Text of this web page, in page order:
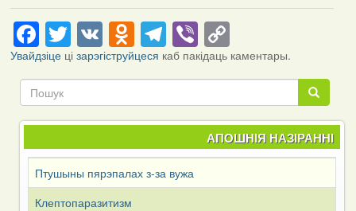
Facebook
Twitter
VKOdnoklassniki
Telegram
ViberCopy
Link
Увайдзіцеці зарэгіструйцеся каб пакідаць каментары.
Пошук
Пошук
АПОШНІЯ НАЗІРАННІ
Птушыны пярэпалах з-за вужа
Клептопаразитизм